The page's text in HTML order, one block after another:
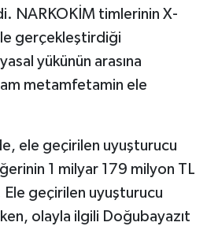
NARKOKİM timlerinin X-
gerçekleştirdiği
yükünün arasına
metamfetamin ele
ele geçirilen uyuşturucu
1 milyar 179 milyon TL
geçirilen uyuşturucu
olayla ilgili Doğubayazıt